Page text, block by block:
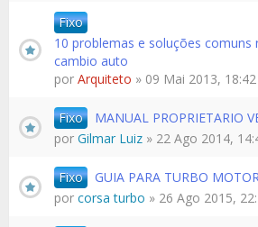
Fixo
10 problemas e soluções comuns
cambio auto
por Arquiteto » 09 Mai 2013, 18:42
Fixo MANUAL PROPRIETARIO
por Gilmar Luiz » 22 Ago 2014,
Fixo GUIA PARA TURBO
por corsa turbo » 26 Ago 2015,